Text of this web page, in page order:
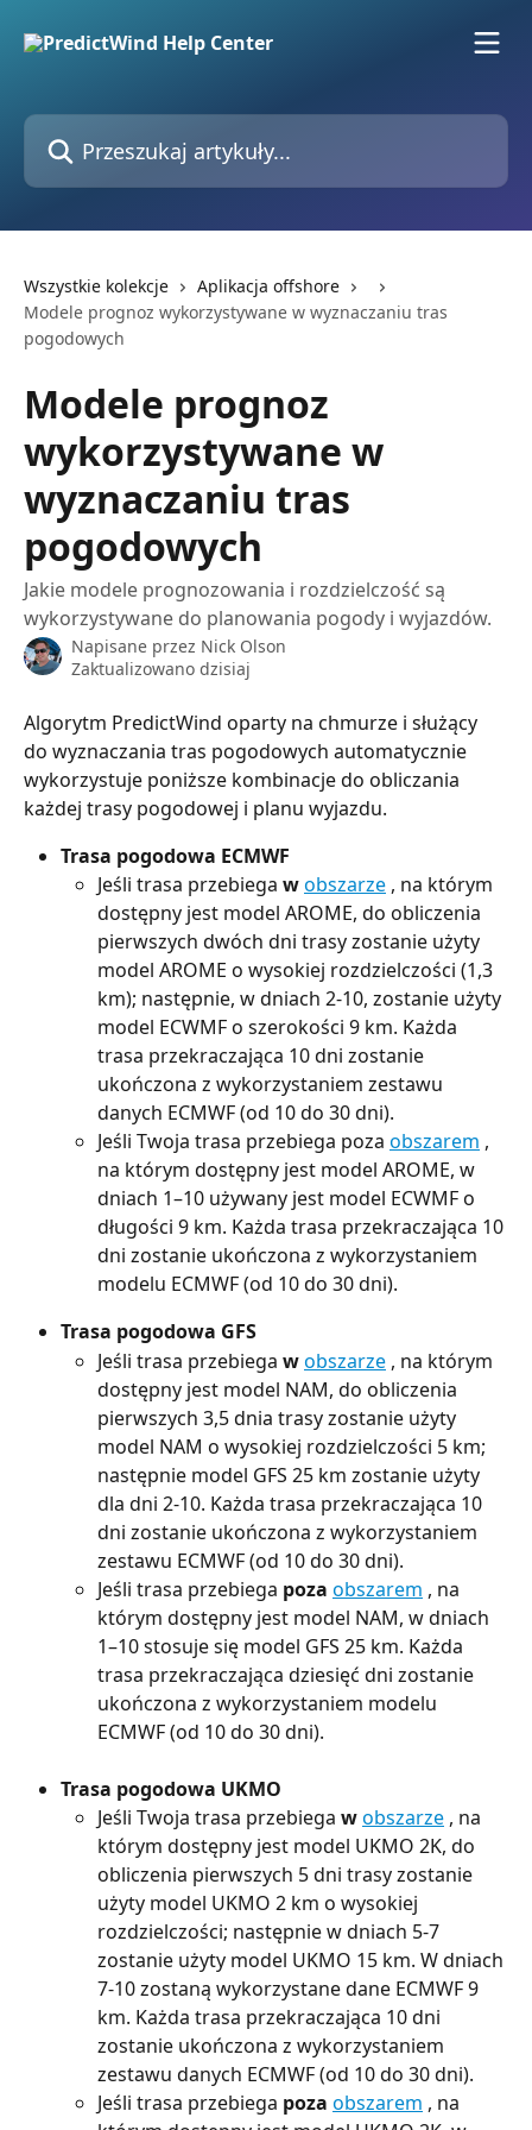
Przeszukaj artykuły...
Wszystkie kolekcje
Aplikacja offshore
Modele prognoz wykorzystywane w wyznaczaniu tras
pogodowych
Modele prognoz
wykorzystywane w
wyznaczaniu tras
pogodowych
Jakie modele prognozowania i rozdzielczość są
wykorzystywane do planowania pogody i wyjazdów.
Napisane przez Nick Olson
Zaktualizowano dzisiaj
Algorytm PredictWind oparty na chmurze i służący
do wyznaczania tras pogodowych automatycznie
wykorzystuje poniższe kombinacje do obliczania
każdej trasy pogodowej i planu wyjazdu.
Trasa pogodowa ECMWF
Jeśli trasa przebiega wobszarze , na którym
dostępny jest model AROME, do obliczenia
pierwszych dwóch dni trasy zostanie użyty
model AROME o wysokiej rozdzielczości (1,3
km); następnie, w dniach 2-10, zostanie użyty
model ECWMF o szerokości 9 km. Każda
trasa przekraczająca 10 dni zostanie
ukończona z wykorzystaniem zestawu
danych ECMWF (od 10 do 30 dni).
Jeśli Twoja trasa przebiega poza obszarem ,
na którym dostępny jest model AROME, w
dniach 1–10 używany jest model ECWMF o
długości 9 km. Każda trasa przekraczająca 10
dni zostanie ukończona z wykorzystaniem
modelu ECMWF (od 10 do 30 dni).
Trasa pogodowa GFS
Jeśli trasa przebiega wobszarze , na którym
dostępny jest model NAM, do obliczenia
pierwszych 3,5 dnia trasy zostanie użyty
model NAM o wysokiej rozdzielczości 5 km;
następnie model GFS 25 km zostanie użyty
dla dni 2-10. Każda trasa przekraczająca 10
dni zostanie ukończona z wykorzystaniem
zestawu ECMWF (od 10 do 30 dni).
Jeśli trasa przebiega poza obszarem , na
którym dostępny jest model NAM, w dniach
1–10 stosuje się model GFS 25 km. Każda
trasa przekraczająca dziesięć dni zostanie
ukończona z wykorzystaniem modelu
ECMWF (od 10 do 30 dni).
Trasa pogodowa UKMO
Jeśli Twoja trasa przebiega wobszarze , na
którym dostępny jest model UKMO 2K, do
obliczenia pierwszych 5 dni trasy zostanie
użyty model UKMO 2 km o wysokiej
rozdzielczości; następnie w dniach 5-7
zostanie użyty model UKMO 15 km. W dniach
7-10 zostaną wykorzystane dane ECMWF 9
km. Każda trasa przekraczająca 10 dni
zostanie ukończona z wykorzystaniem
zestawu danych ECMWF (od 10 do 30 dni).
Jeśli trasa przebiega poza obszarem , na